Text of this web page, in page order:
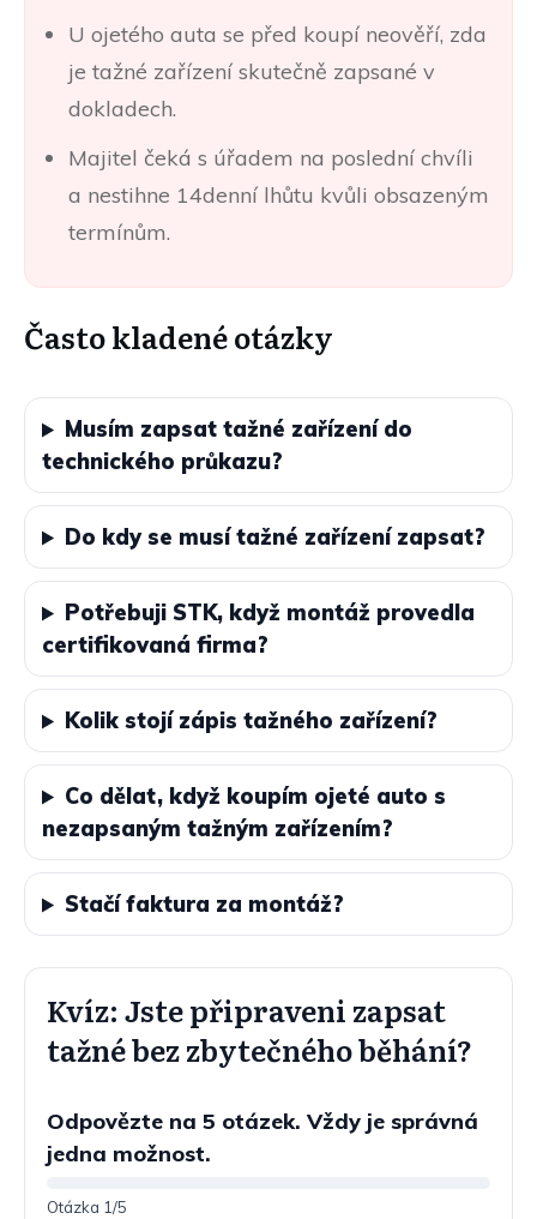
U ojetého auta se před koupí neověří, zda
je tažné zařízení skutečně zapsané v
dokladech.
Majitel čeká s úřadem na poslední chvíli
a nestihne 14denní lhůtu kvůli obsazeným
termínům.
Často kladené otázky
Musím zapsat tažné zařízení do
technického průkazu?
Do kdy se musí tažné zařízení zapsat?
Potřebuji STK, když montáž provedla
certifikovaná firma?
Kolik stojí zápis tažného zařízení?
Co dělat, když koupím ojeté auto s
nezapsaným tažným zařízením?
Stačí faktura za montáž?
Kvíz: Jste připraveni zapsat
tažné bez zbytečného běhání?
Odpovězte na 5 otázek. Vždy je správná
jedna možnost.
Otázka 1/5